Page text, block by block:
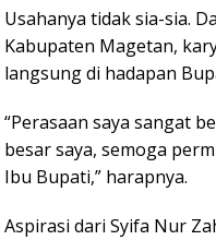
Usahanya tidak sia-sia.
Kabupaten Magetan,
langsung di hadapan
“Perasaan saya sangat
besar saya, semoga
Ibu Bupati,” harapnya.
Aspirasi dari Syifa Nur